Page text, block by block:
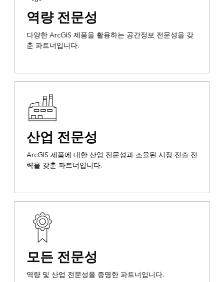
역량 전문성
다양한 ArcGIS 제품을 활용하는 공간정보 전문성을 갖
춘 파트너입니다.
산업 전문성
ArcGIS 제품에 대한 산업 전문성과 조율된 시장 진출 전
략을 갖춘 파트너입니다.
모든 전문성
역량 및 산업 전문성을 증명한 파트너입니다.